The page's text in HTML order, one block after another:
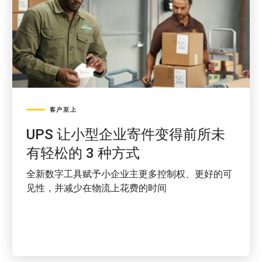
客户至上
UPS 让小型企业寄件变得前所未
有轻松的 3 种方式
全新数字工具赋予小企业主更多控制权、更好的可
见性，并减少在物流上花费的时间